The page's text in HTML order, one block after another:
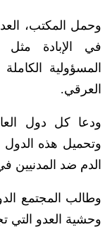
وحمل المكتب،
في الإبادة مثل
المسؤولية
العرقي.
ودعا كل دول
وتحميل هذه الدول
الدم ضد المدنيين
وطالب المجتمع
وحشية العدو التي